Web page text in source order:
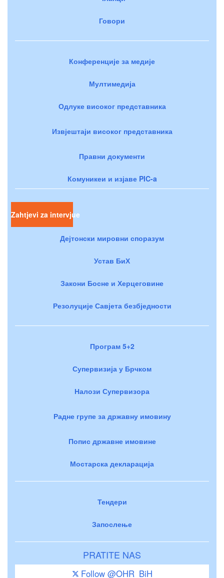
Говори
Конференције за медије
Мултимедија
Одлуке високог представника
Извјештаји високог представника
Правни документи
Комуникеи и изјаве PIC-a
Zahtjevi za intervjue
Дејтонски мировни споразум
Устав БиХ
Закони Босне и Херцеговине
Резолуције Савјета безбједности
Програм 5+2
Супервизија у Брчком
Налози Супервизора
Радне групе за државну имовину
Попис државне имовине
Мостарска декларација
Тендери
Запослење
PRATITE NAS
Follow @OHR_BiH